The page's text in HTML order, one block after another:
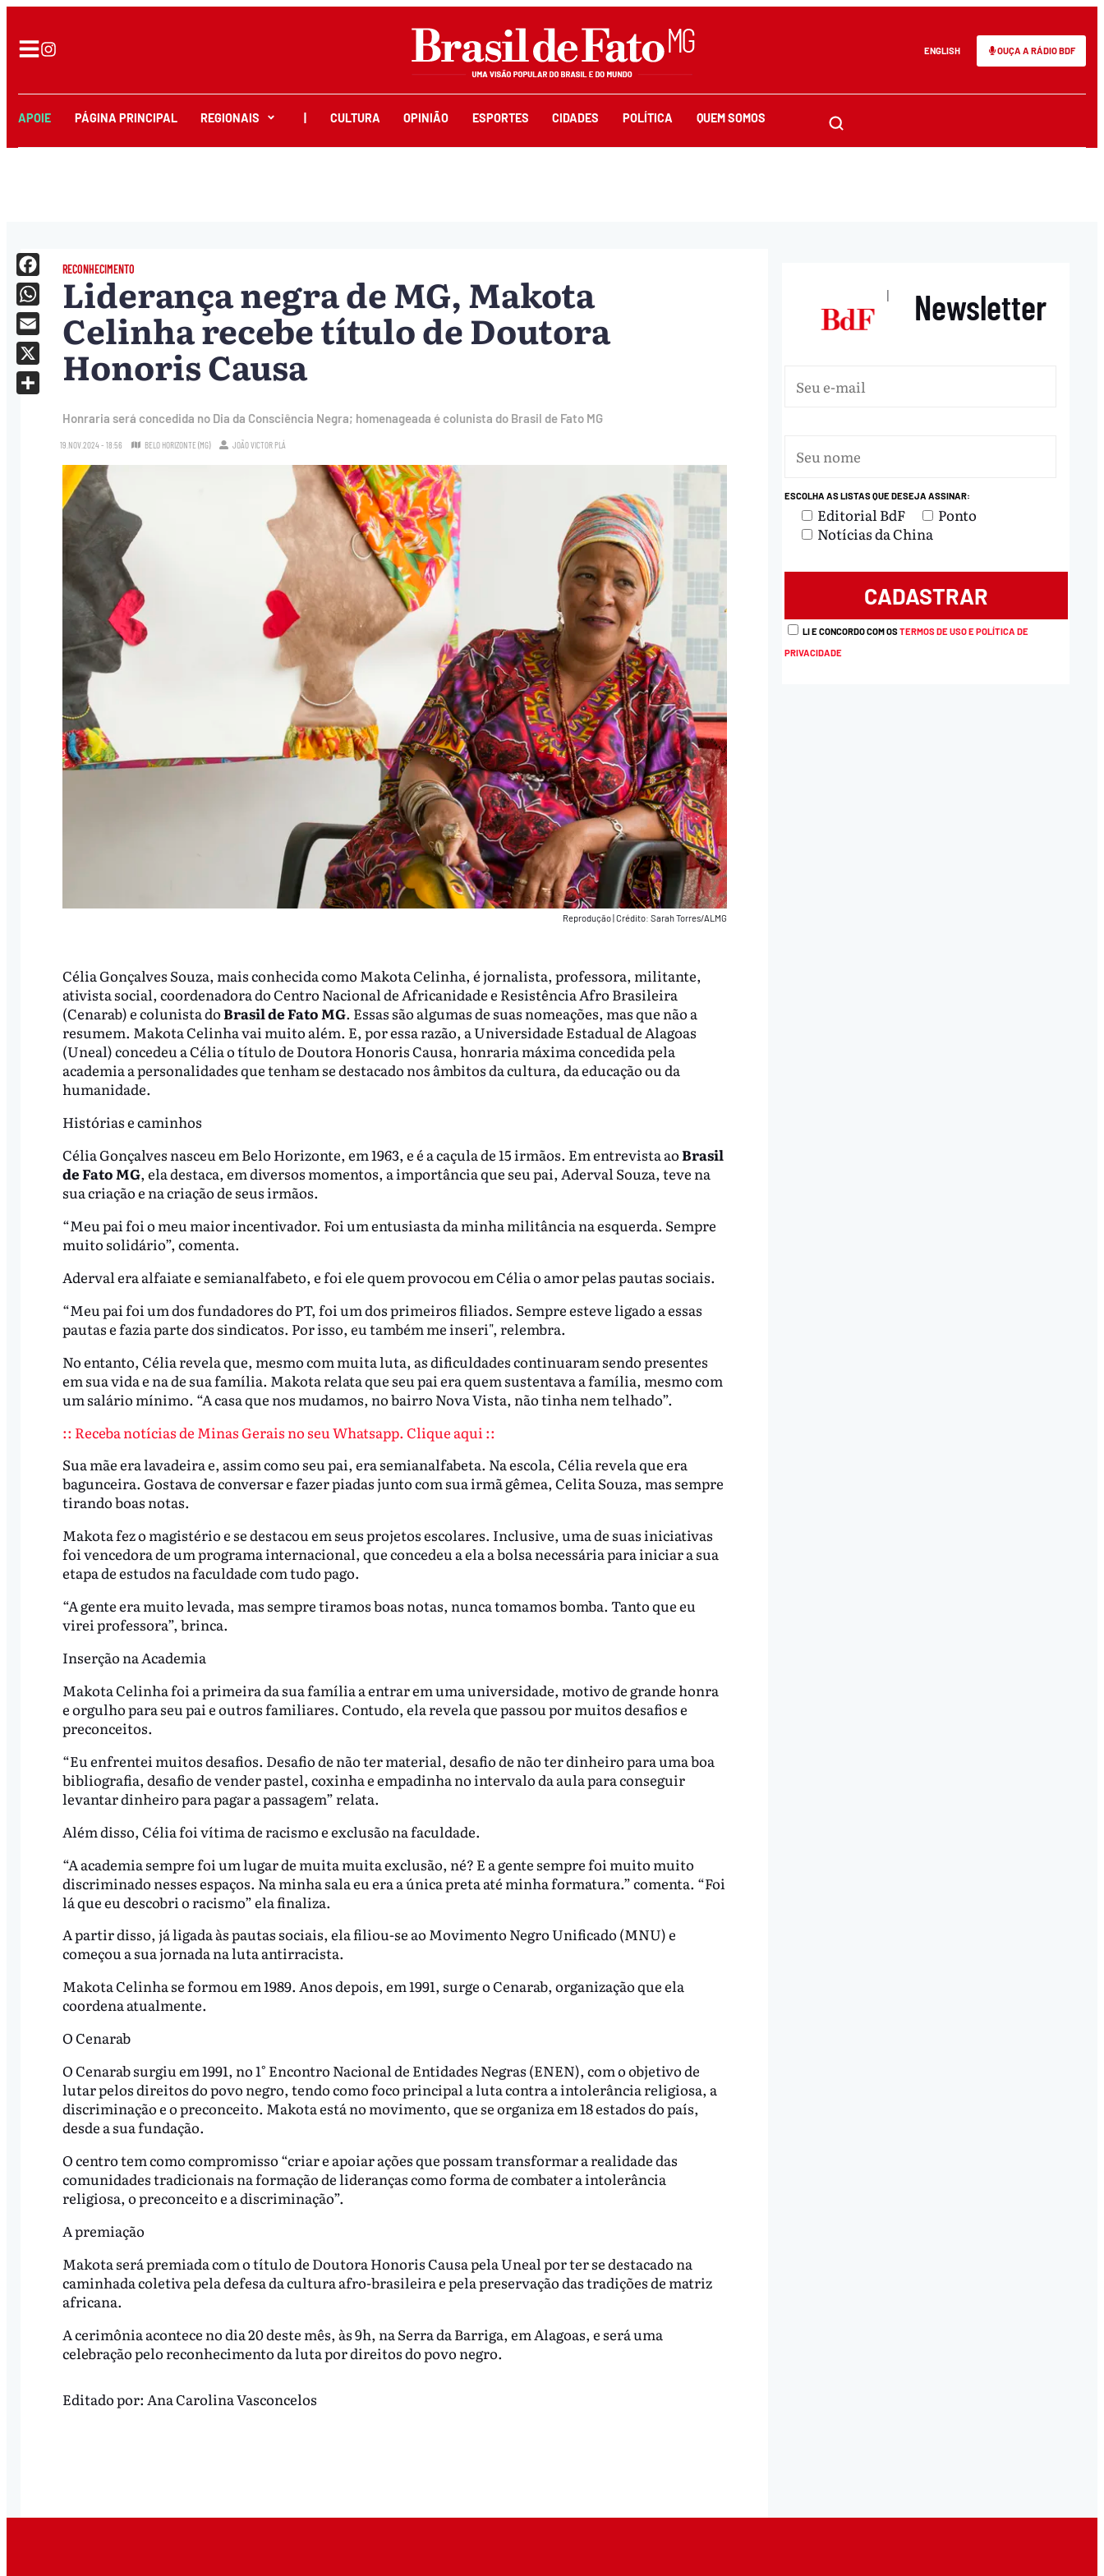
ENGLISH OUÇA A RÁDIO BDF
APOIE PÁGINA PRINCIPAL REGIONAIS CULTURA OPINIÃO ESPORTES CIDADES POLÍTICA QUEM SOMOS
RECONHECIMENTO
Liderança negra de MG, Makota
Celinha recebe título de Doutora
Honoris Causa
Honraria será concedida no Dia da Consciência Negra; homenageada é colunista do Brasil de Fato MG
19.NOV.2024 - 18:56 BELO HORIZONTE (MG) JOÃO VICTOR PLÁ
Reprodução|Crédito: Sarah Torres/ALMG
Célia Gonçalves Souza, mais conhecida como Makota Celinha, é jornalista, professora, militante,
ativista social, coordenadora do Centro Nacional de Africanidade e Resistência Afro Brasileira
(Cenarab) e colunista doBrasil de Fato MG. Essas são algumas de suas nomeações, mas que não a
resumem. Makota Celinha vai muito além. E, por essa razão, a Universidade Estadual de Alagoas
(Uneal) concedeu a Célia o título de Doutora Honoris Causa, honraria máxima concedida pela
academia a personalidades que tenham se destacado nos âmbitos da cultura, da educação ou da
humanidade.
Histórias e caminhos
Célia Gonçalves nasceu em Belo Horizonte, em 1963, e é a caçula de 15 irmãos. Em entrevista aoBrasil
de Fato MG, ela destaca, em diversos momentos, a importância que seu pai, Aderval Souza, teve na
sua criação e na criação de seus irmãos.
“Meu pai foi o meu maior incentivador. Foi um entusiasta da minha militância na esquerda. Sempre
muito solidário”, comenta.
Aderval era alfaiate e semianalfabeto, e foi ele quem provocou em Célia o amor pelas pautas sociais.
“Meu pai foi um dos fundadores do PT, foi um dos primeiros filiados. Sempre esteve ligado a essas
pautas e fazia parte dos sindicatos. Por isso, eu também me inseri", relembra.
No entanto, Célia revela que, mesmo com muita luta, as dificuldades continuaram sendo presentes
em sua vida e na de sua família. Makota relata que seu pai era quem sustentava a família, mesmo com
um salário mínimo. “A casa que nos mudamos, no bairro Nova Vista, não tinha nem telhado”.
:: Receba notícias de Minas Gerais no seu Whatsapp. Clique aqui ::
Sua mãe era lavadeira e, assim como seu pai, era semianalfabeta. Na escola, Célia revela que era
bagunceira. Gostava de conversar e fazer piadas junto com sua irmã gêmea, Celita Souza, mas sempre
tirando boas notas.
Makota fez o magistério e se destacou em seus projetos escolares. Inclusive, uma de suas iniciativas
foi vencedora de um programa internacional, que concedeu a ela a bolsa necessária para iniciar a sua
etapa de estudos na faculdade com tudo pago.
“A gente era muito levada, mas sempre tiramos boas notas, nunca tomamos bomba. Tanto que eu
virei professora”, brinca.
Inserção na Academia
Makota Celinha foi a primeira da sua família a entrar em uma universidade, motivo de grande honra
e orgulho para seu pai e outros familiares. Contudo, ela revela que passou por muitos desafios e
preconceitos.
“Eu enfrentei muitos desafios. Desafio de não ter material, desafio de não ter dinheiro para uma boa
bibliografia, desafio de vender pastel, coxinha e empadinha no intervalo da aula para conseguir
levantar dinheiro para pagar a passagem” relata.
Além disso, Célia foi vítima de racismo e exclusão na faculdade.
“A academia sempre foi um lugar de muita muita exclusão, né? E a gente sempre foi muito muito
discriminado nesses espaços. Na minha sala eu era a única preta até minha formatura.” comenta. “Foi
lá que eu descobri o racismo” ela finaliza.
A partir disso, já ligada às pautas sociais, ela filiou-se ao Movimento Negro Unificado (MNU) e
começou a sua jornada na luta antirracista.
Makota Celinha se formou em 1989. Anos depois, em 1991, surge o Cenarab, organização que ela
coordena atualmente.
O Cenarab
O Cenarab surgiu em 1991, no 1° Encontro Nacional de Entidades Negras (ENEN), com o objetivo de
lutar pelos direitos do povo negro, tendo como foco principal a luta contra a intolerância religiosa, a
discriminação e o preconceito. Makota está no movimento, que se organiza em 18 estados do país,
desde a sua fundação.
O centro tem como compromisso “criar e apoiar ações que possam transformar a realidade das
comunidades tradicionais na formação de lideranças como forma de combater a intolerância
religiosa, o preconceito e a discriminação”.
A premiação
Makota será premiada com o título de Doutora Honoris Causa pela Uneal por ter se destacado na
caminhada coletiva pela defesa da cultura afro-brasileira e pela preservação das tradições de matriz
africana.
A cerimônia acontece no dia 20 deste mês, às 9h, na Serra da Barriga, em Alagoas, e será uma
celebração pelo reconhecimento da luta por direitos do povo negro.
Facebook
WhatsApp
Email
X
Editado por: Ana Carolina Vasconcelos
| Newsletter
ESCOLHA AS LISTAS QUE DESEJA ASSINAR:
Editorial BdF
Ponto
Notícias da China
LI E CONCORDO COM OSTERMOS DE USO E POLÍTICA DE
PRIVACIDADE